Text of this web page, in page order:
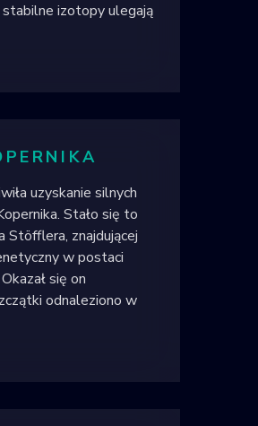
stabilne izotopy ulegają
uzyskanie silnych
Stało się to
Stöfflera, znajdującej
w postaci
się on
odnaleziono w